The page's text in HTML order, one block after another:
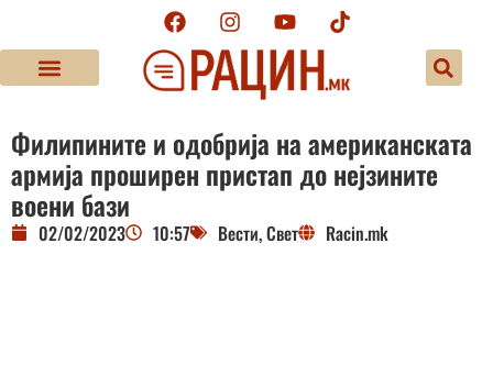
Филипините и одобрија на американската
армија проширен пристап до нејзините
воени бази
02/02/2023 10:57 Вести,Свет Racin.mk